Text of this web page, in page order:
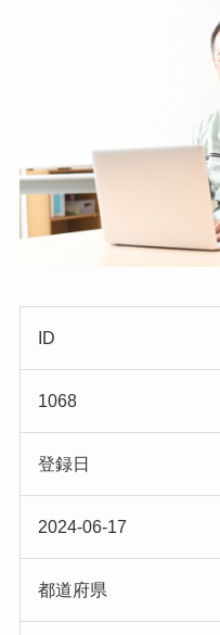
ID
1068
登録日
2024-06-17
都道府県